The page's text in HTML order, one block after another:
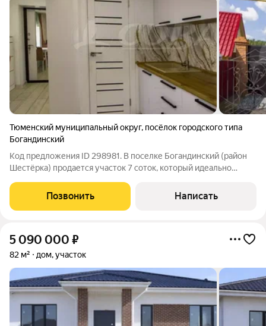
Тюменский муниципальный округ, посёлок городского типа
Богандинский
Код предложения ID 298981. В поселке Богандинский (район
Шестёрка) продается участок 7 соток, который идеально
строительства нового большого дома, а также для бизнеса.
Дорога Асфальтирована.
Позвонить Написать
5 090 000 ₽
82 м² дом, участок